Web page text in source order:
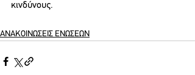
κινδύνους.
ΑΝΑΚΟΙΝΩΣΕΙΣ ΕΝΩΣΕΩΝ